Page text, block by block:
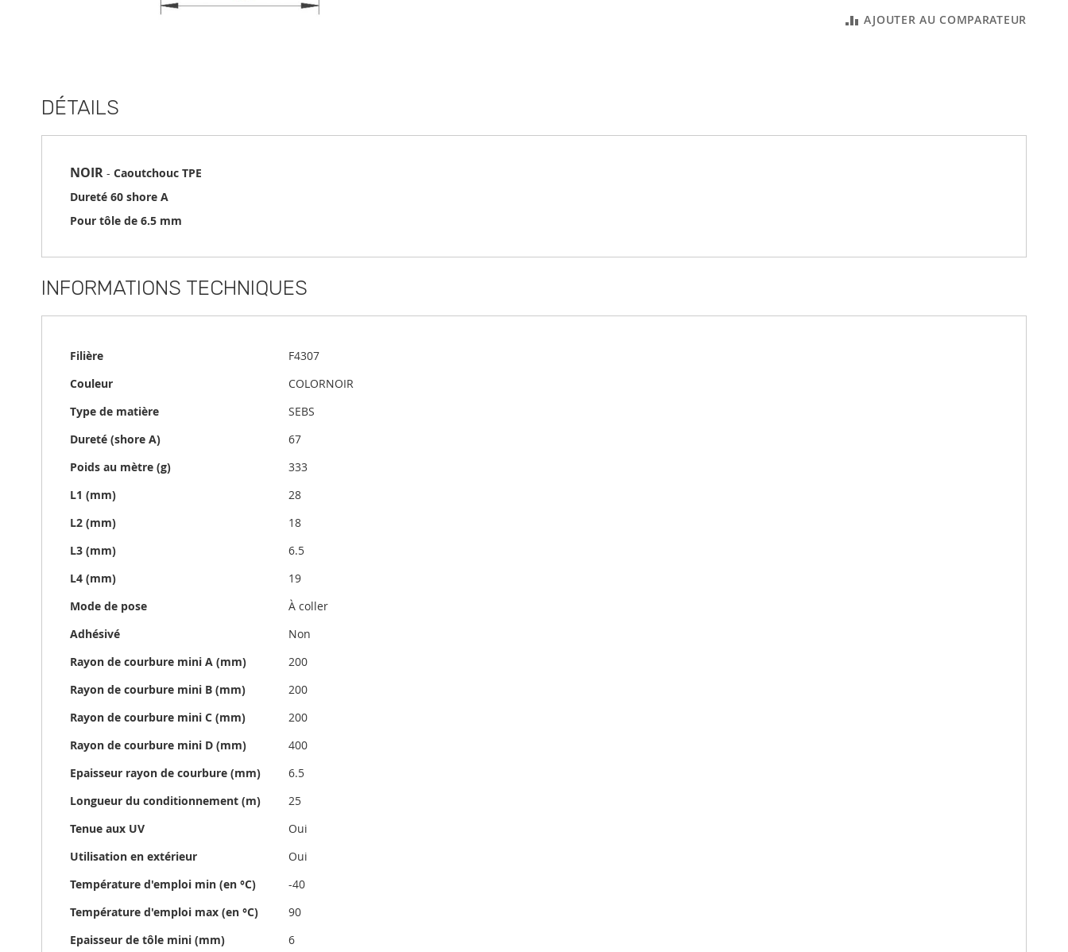
AJOUTER AU COMPARATEUR
beginning
the
gallery
DÉTAILS
NOIR - Caoutchouc TPE
Dureté 60 shore A
Pour tôle de 6.5 mm
INFORMATIONS TECHNIQUES
Informations
Filière
F4307
Couleur
COLORNOIR
Type de matière
SEBS
Dureté (shore A)
67
Poids au mètre (g)
333
L1 (mm)
28
L2 (mm)
18
L3 (mm)
6.5
L4 (mm)
19
Mode de pose
À coller
Adhésivé
Non
Rayon de courbure mini A (mm)
200
Rayon de courbure mini B (mm)
200
Rayon de courbure mini C (mm)
200
Rayon de courbure mini D (mm)
400
Epaisseur rayon de courbure (mm)
6.5
Longueur du conditionnement (m)
25
Tenue aux UV
Oui
Utilisation en extérieur
Oui
Température d'emploi min (en °C)
-40
Température d'emploi max (en °C)
90
Epaisseur de tôle mini (mm)
6